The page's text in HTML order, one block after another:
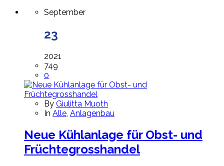
September
23
2021
749
0
By Giulitta Muoth
In Alle Anlagenbau
Neue Kühlanlage für Obst- und
Früchtegrosshandel